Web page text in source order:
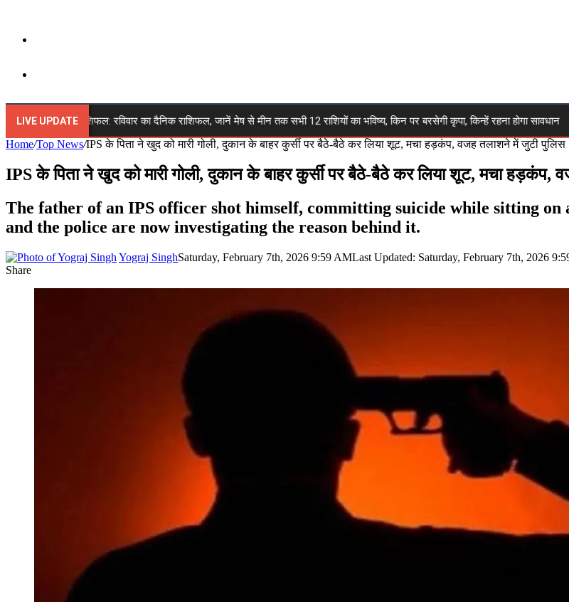
for
LIVE UPDATE
2026 राशिफल: रविवार का दैनिक राशिफल, जानें मेष से मीन तक सभी 12 राशियों का भविष्य, किन पर बरसेगी कृपा, किन्हें रहना होगा सावधान
Home/Top News/IPS के पिता ने खुद को मारी गोली, दुकान के बाहर कुर्सी पर बैठे-बैठे कर लिया शूट, मचा हड़कंप, वजह तलाशने में जुटी पुलिस
IPS के पिता ने खुद को मारी गोली, दुकान के बाहर कुर्सी पर बैठे-बैठे कर लिया शूट, मचा हड़कंप,
The father of an IPS officer shot himself, committing suicide while sitting on
and the police are now investigating the reason behind it.
Yograj SinghSaturday, February 7th, 2026 9:59 AMLast Updated: Saturday, February 7th, 2026
Share